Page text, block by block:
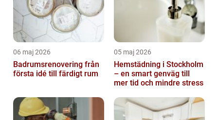
06 maj 2026
Badrumsrenovering från
första idé till färdigt rum
05 maj 2026
Hemstädning i Stockholm
– en smart genväg till
mer tid och mindre stress